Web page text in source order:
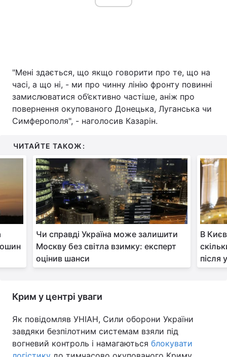
"Мені здається, що якщо говорити про те, що на
часі, а що ні, - ми про чинну лінію фронту повинні
замислюватися об’єктивно частіше, аніж про
повернення окупованого Донецька, Луганська чи
Симферополя", - наголосив Казарін.
ЧИТАЙТЕ ТАКОЖ:
Чи справді Україна може залишити
Москву без світла взимку: експерт
оцінив шанси
В
після
Крим у центрі уваги
Як повідомляв УНІАН, Сили оборони України
завдяки безпілотним системам взяли під
вогневий контроль і намагаються блокувати